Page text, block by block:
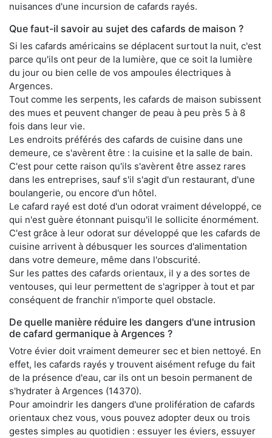
nuisances d'une incursion de cafards rayés.
Que faut-il savoir au sujet des cafards de maison ?
Si les cafards américains se déplacent surtout la nuit, c'est
parce qu'ils ont peur de la lumière, que ce soit la lumière
du jour ou bien celle de vos ampoules électriques à
Argences.
Tout comme les serpents, les cafards de maison subissent
des mues et peuvent changer de peau à peu près 5 à 8
fois dans leur vie.
Les endroits préférés des cafards de cuisine dans une
demeure, ce s'avèrent être : la cuisine et la salle de bain.
C'est pour cette raison qu'ils s'avèrent être assez rares
dans les entreprises, sauf s'il s'agit d'un restaurant, d'une
boulangerie, ou encore d'un hôtel.
Le cafard rayé est doté d'un odorat vraiment développé, ce
qui n'est guère étonnant puisqu'il le sollicite énormément.
C'est grâce à leur odorat sur développé que les cafards de
cuisine arrivent à débusquer les sources d'alimentation
dans votre demeure, même dans l'obscurité.
Sur les pattes des cafards orientaux, il y a des sortes de
ventouses, qui leur permettent de s'agripper à tout et par
conséquent de franchir n'importe quel obstacle.
De quelle manière réduire les dangers d'une intrusion
de cafard germanique à Argences ?
Votre évier doit vraiment demeurer sec et bien nettoyé. En
effet, les cafards rayés y trouvent aisément refuge du fait
de la présence d'eau, car ils ont un besoin permanent de
s'hydrater à Argences (14370).
Pour amoindrir les dangers d'une prolifération de cafards
orientaux chez vous, vous pouvez adopter deux ou trois
gestes simples au quotidien : essuyer les éviers, essuyer